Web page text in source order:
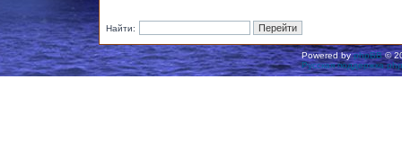
Найти:
Powered byphpBB©
Русская поддержка